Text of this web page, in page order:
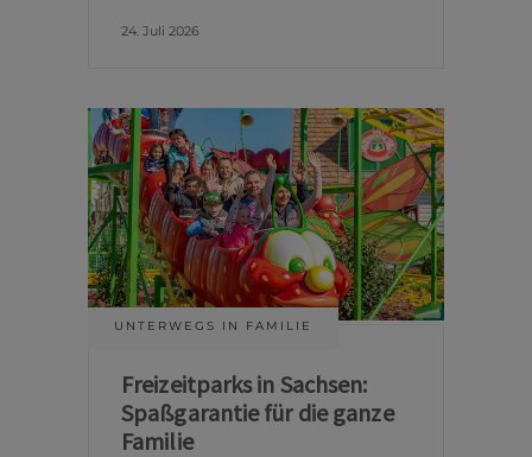
24. Juli 2026
UNTERWEGS IN FAMILIE
Freizeitparks in Sachsen:
Spaßgarantie für die ganze
Familie